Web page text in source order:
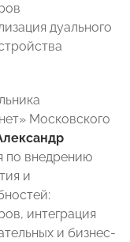
дуального
Московского
по внедрению
и
интеграция
и бизнес-